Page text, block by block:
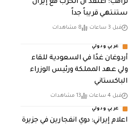
‏ترامب: أعتقد أن الحرب مع إيران
ستنتهي قريباً جداً
قبل 3 ساعات 8 مشاهدات
عربي ودولي
أردوغان غدًا في السعودية للقاء
ولي عهد المملكة ورئيس الوزراء
الباكستاني
قبل 4 ساعات 13 مشاهدات
عربي ودولي
اعلام إيراني: دوي انفجارين في جزيرة